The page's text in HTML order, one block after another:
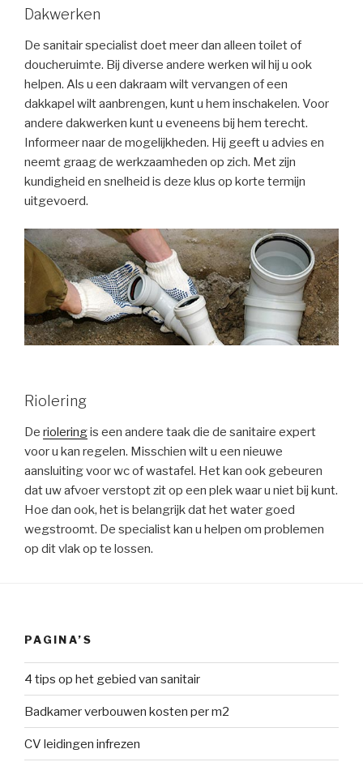
Dakwerken
De sanitair specialist doet meer dan alleen toilet of
doucheruimte. Bij diverse andere werken wil hij u ook
helpen. Als u een dakraam wilt vervangen of een
dakkapel wilt aanbrengen, kunt u hem inschakelen. Voor
andere dakwerken kunt u eveneens bij hem terecht.
Informeer naar de mogelijkheden. Hij geeft u advies en
neemt graag de werkzaamheden op zich. Met zijn
kundigheid en snelheid is deze klus op korte termijn
uitgevoerd.
Riolering
De rioleringis een andere taak die de sanitaire expert
voor u kan regelen. Misschien wilt u een nieuwe
aansluiting voor wc of wastafel. Het kan ook gebeuren
dat uw afvoer verstopt zit op een plek waar u niet bij kunt.
Hoe dan ook, het is belangrijk dat het water goed
wegstroomt. De specialist kan u helpen om problemen
op dit vlak op te lossen.
PAGINA’S
4 tips op het gebied van sanitair
Badkamer verbouwen kosten per m2
CV leidingen infrezen